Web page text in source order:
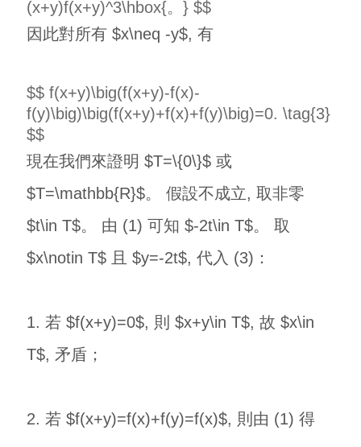
(x+y)f(x+y)^3\hbox{。} $$
因此對所有 $x\neq -y$, 有
$$ f(x+y)\big(f(x+y)-f(x)-
f(y)\big)\big(f(x+y)+f(x)+f(y)\big)=0. \tag{3}
$$
現在我們來證明 $T=\{0\}$ 或
$T=\mathbb{R}$。 假設不成立, 取非零
$t\in T$。 由 (1) 可知 $-2t\in T$。 取
$x\notin T$ 且 $y=-2t$, 代入 (3)：
1. 若 $f(x+y)=0$, 則 $x+y\in T$, 故 $x\in
T$, 矛盾；
2. 若 $f(x+y)=f(x)+f(y)=f(x)$, 則由 (1) 得